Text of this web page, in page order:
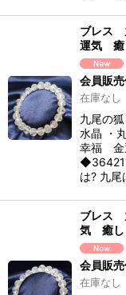
ブレス
運気 癒
会員販
在庫なし
九尾の
水晶 ・
幸福
は? 九
ブレス
気 癒し
会員販
在庫なし